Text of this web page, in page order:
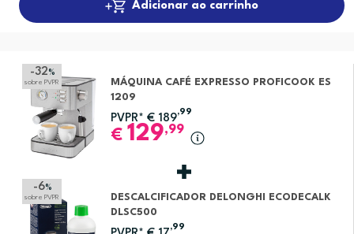
Adicionar ao carrinho
-32 %
sobre PVPR
MÁQUINA CAFÉ EXPRESSO PROFICOOK ES
1209
PVPR* € 189
,99
€ 129,99
-6%
sobre PVPR
DESCALCIFICADOR DELONGHI ECODECALK
DLSC500
,99